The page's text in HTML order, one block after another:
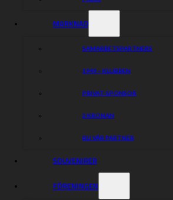
MARKNAD
SAMARBETSPARTNERS
1949 – KLUBBEN
PRIVAT-SPONSOR
2 KRONAN
BLI VÅR PARTNER
SOUVENIRER
FÖRENINGEN